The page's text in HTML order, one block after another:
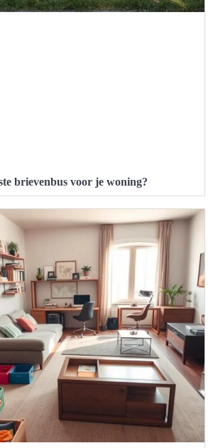
brievenbus voor je woning?